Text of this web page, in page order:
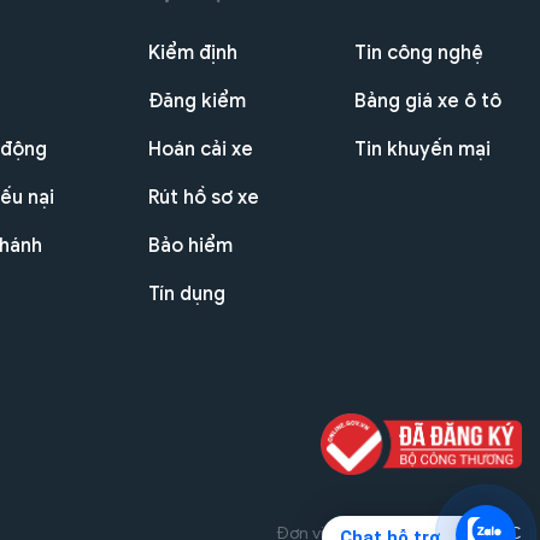
nại
Kiểm định
Đăng kiểm
Hoán cải xe
Rút hồ sơ xe
Bảo hiểm
Tín dụng
Tin công nghệ
Bảng giá xe ô tô
Tin khuyến mại
Đơn vị triển khai dự án THG JSC